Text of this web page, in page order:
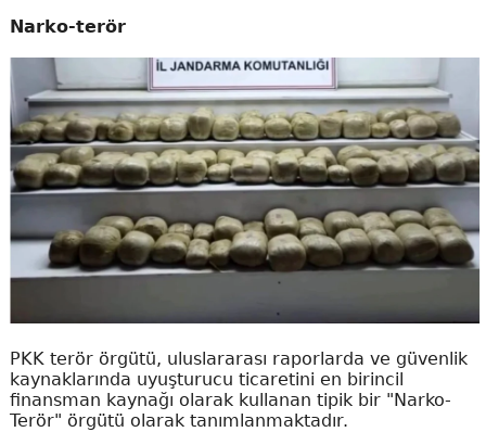
Narko-terör
PKK terör örgütü, uluslararası raporlarda ve güvenlik
kaynaklarında uyuşturucu ticaretini en birincil
finansman kaynağı olarak kullanan tipik bir "Narko-
Terör" örgütü olarak tanımlanmaktadır.